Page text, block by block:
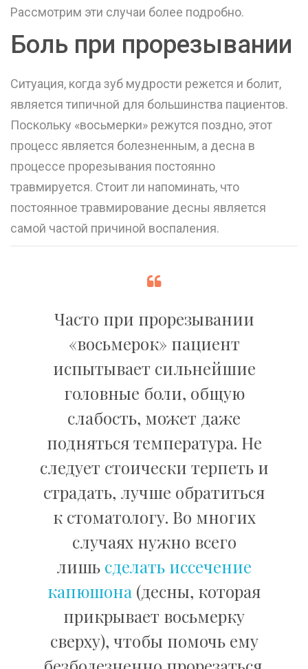
Рассмотрим эти случаи более подробно.
Боль при прорезывании
Ситуация, когда зуб мудрости режется и болит,
является типичной для большинства пациентов.
Поскольку «восьмерки» режутся поздно, этот
процесс является болезненным, а десна в
процессе прорезывания постоянно
травмируется. Стоит ли напоминать, что
постоянное травмирование десны является
самой частой причиной воспаления.
Часто при прорезывании
«восьмерок» пациент
испытывает сильнейшие
головные боли, общую
слабость, может даже
подняться температура. Не
следует стоически терпеть и
страдать, лучше обратиться
к стоматологу. Во многих
случаях нужно всего
лишь сделать иссечение
капюшона (десны, которая
прикрывает восьмерку
сверху), чтобы помочь ему